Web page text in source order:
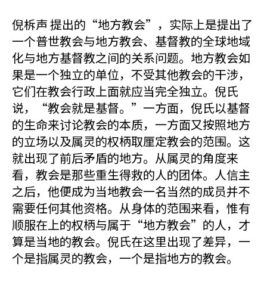
倪柝声 提出的“地方教会”，实际上是提出了
一个普世教会与地方教会、基督教的全球地域
化与地方基督教之间的关系问题。地方教会如
果是一个独立的单位，不受其他教会的干涉，
它们在教会行政上面就应当完全独立。倪氏
说，“教会就是基督。”一方面，倪氏以基督
的生命来讨论教会的本质，一方面又按照地方
的立场以及属灵的权柄取厘定教会的范围。这
就出现了前后矛盾的地方。从属灵的角度来
看，教会是那些重生得救的人的团体。人信主
之后，他便成为当地教会一名当然的成员并不
需要任何其他资格。从身体的范围来看，惟有
顺服在上的权柄与属于“地方教会”的人，才
算是当地的教会。倪氏在这里出现了差异，一
个是指属灵的教会，一个是指地方的教会。